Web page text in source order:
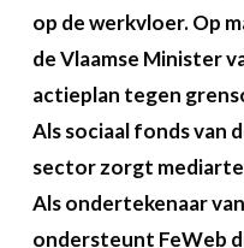
op de werkvloer. Op
de Vlaamse Minister
actieplan tegen
Als sociaal fonds van
sector zorgt
Als ondertekenaar
ondersteunt FeWeb